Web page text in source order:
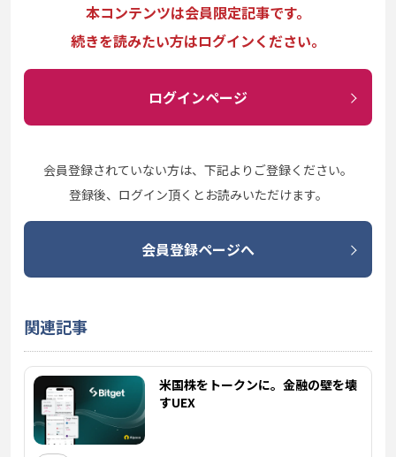
本コンテンツは会員限定記事です。
続きを読みたい方はログインください。
ログインページ
会員登録されていない方は、下記よりご登録ください。
登録後、ログイン頂くとお読みいただけます。
会員登録ページへ
関連記事
米国株をトークンに。金融の壁を壊
すUEX